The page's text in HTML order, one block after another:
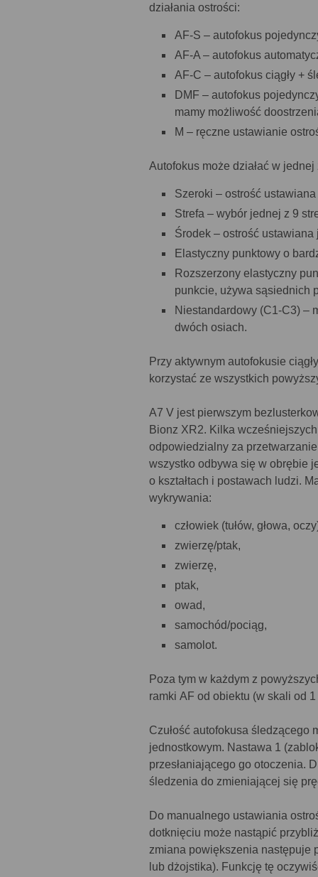
działania ostrości:
AF-S – autofokus
AF-A – autofokus
AF-C – autofokus ciągły +
DMF – autofokus
mamy możliwość
M – ręczne ustawianie
Autofokus może działać w
Szeroki – ostrość
Strefa – wybór jednej z 9
Środek – ostrość
Elastyczny punktowy o
Rozszerzony elastyczny
punkcie, używa sąsiednich
Niestandardowy (C1-C3) –
dwóch osiach.
Przy aktywnym autofokusie
korzystać ze wszystkich
A7 V jest pierwszym
Bionz XR2. Kilka
odpowiedzialny za
wszystko odbywa się w obrębie
o kształtach i postawach ludzi.
wykrywania:
człowiek (tułów, głowa,
zwierzę/ptak,
zwierzę,
ptak,
owad,
samochód/pociąg,
samolot.
Poza tym w każdym z
ramki AF od obiektu (w skali od
Czułość autofokusa śledzącego
jednostkowym. Nastawa 1
przesłaniającego go otoczenia.
śledzenia do zmieniającej się
Do manualnego ustawiania
dotknięciu może nastąpić
zmiana powiększenia następuje
lub dżojstika). Funkcję tę